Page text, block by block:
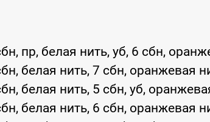
пр, белая нить, уб, 6 сбн,
белая нить, 7 сбн, оранжевая
белая нить, 5 сбн, уб,
белая нить, 6 сбн, оранжевая